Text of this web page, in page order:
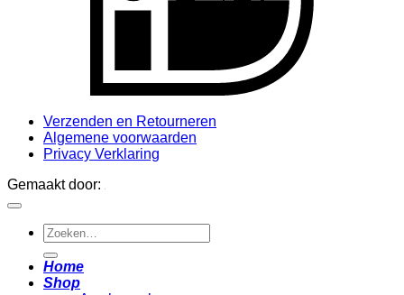
Verzenden en Retourneren
Algemene voorwaarden
Privacy Verklaring
Gemaakt door:
Zoeken
naar:
Home
Shop